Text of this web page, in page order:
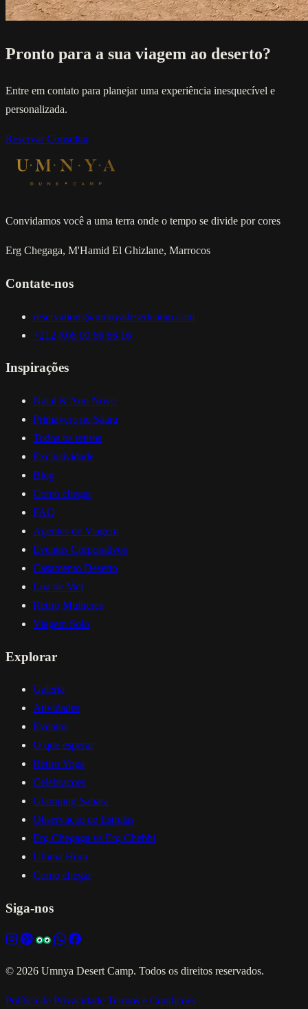
Pronto para a sua viagem ao deserto?
Entre em contato para planejar uma experiência inesquecível e
personalizada.
ReservarConsultar
Convidamos você a uma terra onde o tempo se divide por cores
Erg Chegaga, M'Hamid El Ghizlane, Marrocos
Contate-nos
reservations@umnyadesertcamp.com
+212 (0)6 00 66 66 16
Inspirações
Natal & Ano Novo
Primavera no Saara
Todos os retiros
Exclusividade
Blog
Como chegar
FAQ
Agentes de Viagem
Eventos Corporativos
Casamento Deserto
Lua de Mel
Retiro Mulheres
Viagem Solo
Explorar
Galeria
Atividades
Eventos
O que esperar
Retiro Yoga
Celebracoes
Glamping Sahara
Observacao de Estrelas
Erg Chegaga vs Erg Chebbi
Ultima Hora
Como chegar
Siga-nos
© 2026 Umnya Desert Camp. Todos os direitos reservados.
Política de Privacidade Termos e Condições